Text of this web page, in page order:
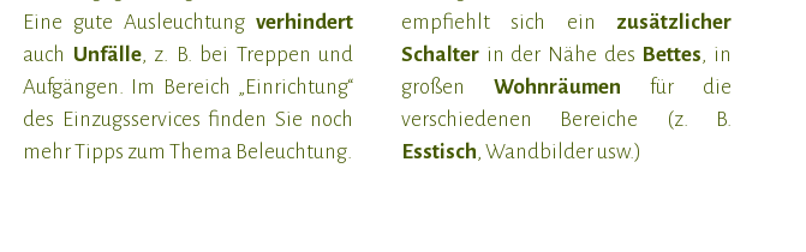
Eine gute Ausleuchtung verhindert
auch Unfälle, z. B. bei Treppen und
Aufgängen. Im Bereich „Einrichtung“
des Einzugsservices finden Sie noch
mehr Tipps zum Thema Beleuchtung.
empfiehlt sich ein zusätzlicher
Schalter in der Nähe des Bettes, in
großen Wohnräumen für die
verschiedenen Bereiche (z. B.
Esstisch, Wandbilder usw.)